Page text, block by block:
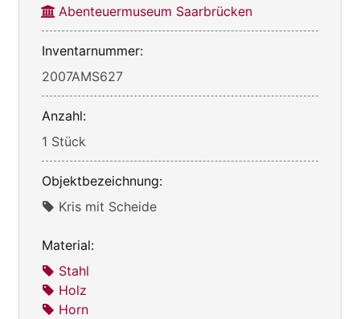
Abenteuermuseum Saarbrücken
Inventarnummer:
2007AMS627
Anzahl:
1 Stück
Objektbezeichnung:
Kris mit Scheide
Material:
Stahl
Holz
Horn